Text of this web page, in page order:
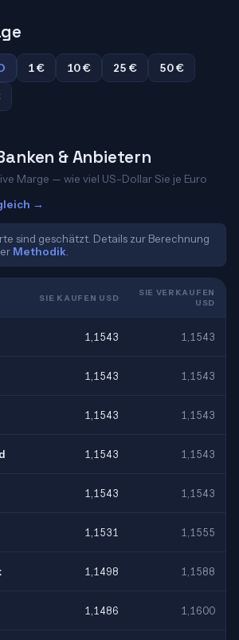
1 € 10 € 25 €
50 €
& Anbietern
Marge — wie viel US-Dollar Sie je Euro
→
sind geschätzt. Details zur Berechnung
Methodik
SIE KAUFEN USD
SIE VERKAUFEN
USD
1,1543 1,1543
1,1543 1,1543
1,1543 1,1543
1,1543 1,1543
1,1543 1,1543
1,1531 1,1555
1,1498 1,1588
1,1486 1,1600